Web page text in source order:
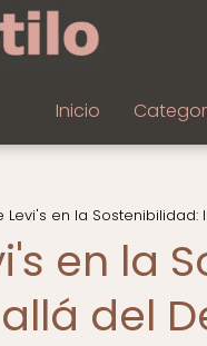
Inicio
Levi's en la
en la
del